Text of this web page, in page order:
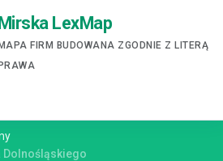
LexMap
MAPA FIRM BUDOWANA ZGODNIE Z LITERĄ
PRAWA
Dolnośląskiego